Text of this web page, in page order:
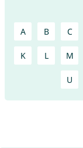
A B C
K L M
U